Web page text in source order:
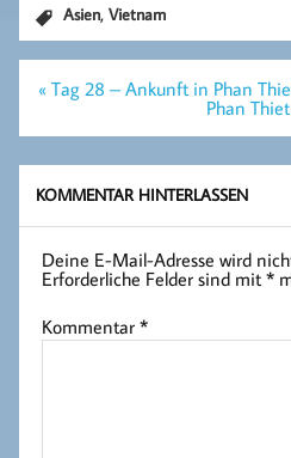
Asien,Vietnam
Beitragsnavigation
« Tag 28 – Ankunft in Phan
Phan
KOMMENTAR HINTERLASSEN
Deine E-Mail-Adresse wird
Erforderliche Felder sind mit*
Kommentar*